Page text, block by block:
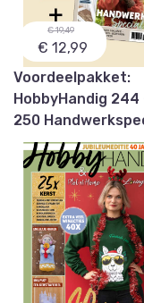
€ 19,49
€ 12,99
Voordeelpakket:
HobbyHandig 244
250